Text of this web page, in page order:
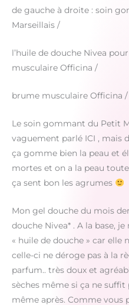
de gauche à droite : soin
Marseillais /
l’huile de douche Nivea
musculaire Officina /
brume musculaire Officina
Le soin gommant du Petit
vaguement parlé ICI , mais
ça gomme bien la peau et
mortes et on a la peau
ça sent bon les agrumes
Mon gel douche du mois
douche Nivea* . A la base,
« huile de douche » car elle
celle-ci ne déroge pas à la
parfum.. très doux et
sèches même si ça ne
même après. Comme vous